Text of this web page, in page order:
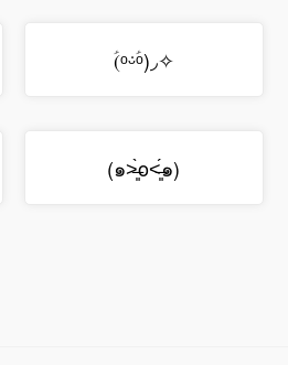
(ؑᵒᵕؑ̇ᵒ)◞✧
(๑˃̶͈̀o˂̶͈́๑)